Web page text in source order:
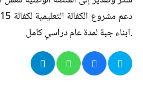
ابناء جبة لمدة عام دراسي كامل.